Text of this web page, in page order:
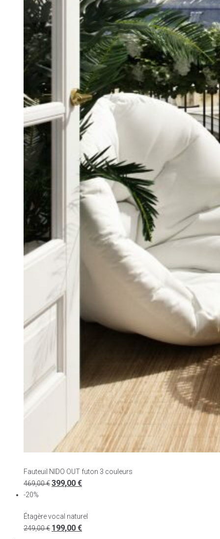
Fauteuil NIDO OUT futon 3 couleurs
469,00€399,00 €
-20%
Étagère vocal naturel
249,00€ 199,00 €